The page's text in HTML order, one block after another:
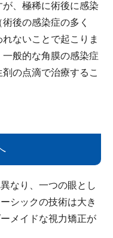
、極稀に術後に感染
後の感染症の多く
ないことで起こりま
般的な角膜の感染症
の点滴で治療するこ
なり、一つの眼とし
シックの技術は大き
メイドな視力矯正が